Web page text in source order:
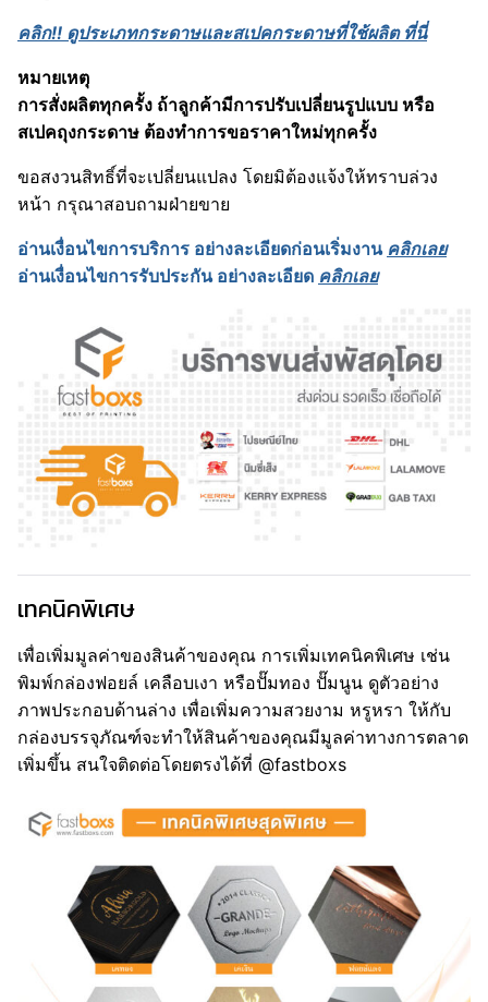
คลิก!! ดูประเภทกระดาษและสเปคกระดาษที่ใช้ผลิต ที่นี่
หมายเหตุ
การสั่งผลิตทุกครั้ง ถ้าลูกค้ามีการปรับเปลี่ยนรูปแบบ หรือ
สเปคถุงกระดาษ ต้องทำการขอราคาใหม่ทุกครั้ง
ขอสงวนสิทธิ์ที่จะเปลี่ยนแปลง โดยมิต้องแจ้งให้ทราบล่วง
หน้า กรุณาสอบถามฝ่ายขาย
อ่านเงื่อนไขการบริการ อย่างละเอียดก่อนเริ่มงาน คลิกเลย
อ่านเงื่อนไขการรับประกัน อย่างละเอียด คลิกเลย
เทคนิคพิเศษ
เพื่อเพิ่มมูลค่าของสินค้าของคุณ การเพิ่มเทคนิคพิเศษ เช่น
พิมพ์กล่องฟอยล์ เคลือบเงา หรือปั๊มทอง ปั๊มนูน ดูตัวอย่าง
ภาพประกอบด้านล่าง เพื่อเพิ่มความสวยงาม หรูหรา ให้กับ
กล่องบรรจุภัณฑ์จะทำให้สินค้าของคุณมีมูลค่าทางการตลาด
เพิ่มขึ้น สนใจติดต่อโดยตรงได้ที่ @fastboxs